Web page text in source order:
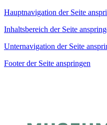
Hauptnavigation der Seite
Inhaltsbereich der Seite
Unternavigation der Seite
Footer der Seite anspringen